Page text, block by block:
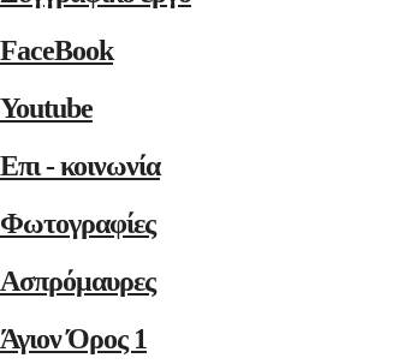
FaceBook
Youtube
Επι - κοινωνία
Φωτογραφίες
Ασπρόμαυρες
Άγιον Όρος 1